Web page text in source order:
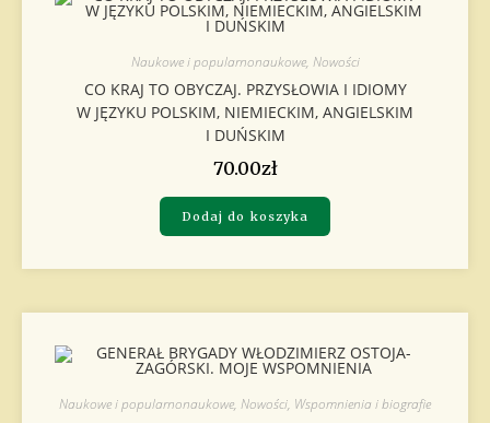
Naukowe i popularnonaukowe, Nowości
CO KRAJ TO OBYCZAJ. PRZYSŁOWIA I IDIOMY
W JĘZYKU POLSKIM, NIEMIECKIM, ANGIELSKIM
I DUŃSKIM
70.00zł
Dodaj do koszyka
Naukowe i popularnonaukowe, Nowości, Wspomnienia i biografie